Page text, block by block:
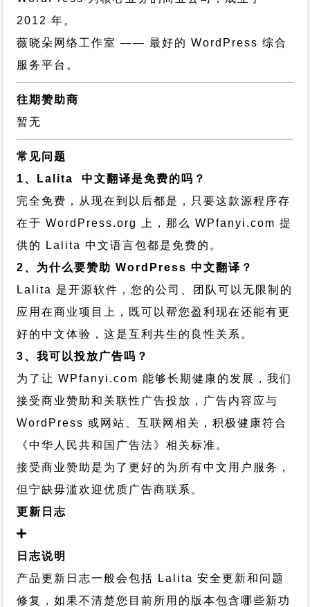
2012 年。
薇晓朵网络工作室 —— 最好的 WordPress 综合
服务平台。
往期赞助商
暂无
常见问题
1、Lalita 中文翻译是免费的吗？
完全免费，从现在到以后都是，只要这款源程序存
在于 WordPress.org 上，那么 WPfanyi.com 提
供的 Lalita 中文语言包都是免费的。
2、为什么要赞助 WordPress 中文翻译？
Lalita 是开源软件，您的公司、团队可以无限制的
应用在商业项目上，既可以帮您盈利现在还能有更
好的中文体验，这是互利共生的良性关系。
3、我可以投放广告吗？
为了让 WPfanyi.com 能够长期健康的发展，我们
接受商业赞助和关联性广告投放，广告内容应与
WordPress 或网站、互联网相关，积极健康符合
《中华人民共和国广告法》相关标准。
接受商业赞助是为了更好的为所有中文用户服务，
但宁缺毋滥欢迎优质广告商联系。
更新日志
日志说明
产品更新日志一般会包括 Lalita 安全更新和问题
修复，如果不清楚您目前所用的版本包含哪些新功